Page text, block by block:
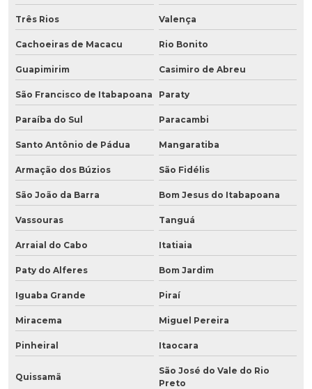
Três Rios Valença
Cachoeiras de Macacu Rio Bonito
Guapimirim Casimiro de Abreu
São Francisco de Itabapoana Paraty
Paraíba do Sul Paracambi
Santo Antônio de Pádua Mangaratiba
Armação dos Búzios São Fidélis
São João da Barra Bom Jesus do Itabapoana
Vassouras Tanguá
Arraial do Cabo Itatiaia
Paty do Alferes Bom Jardim
Iguaba Grande Piraí
Miracema Miguel Pereira
Pinheiral Itaocara
Quissamã
São José do Vale do Rio
Preto